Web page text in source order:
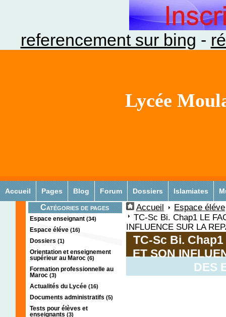
referencement sur bing -
Lycée
Accueil Pages Blog Forum Dossiers Islamiates
Catégories de pages
Espace enseignant (34)
Espace éléve (16)
Dossiers (1)
Orientation et enseignement
supérieur au Maroc (6)
Formation professionnelle au
Maroc (3)
Actualités du Lycée (16)
Documents administratifs (5)
Tests pour élèves et
enseignants (3)
Accueil
Espace éléve
TC-Sc Bi. Chap1 LE
INFLUENCE SUR LA
TC-Sc Bi.
ET SON
DES